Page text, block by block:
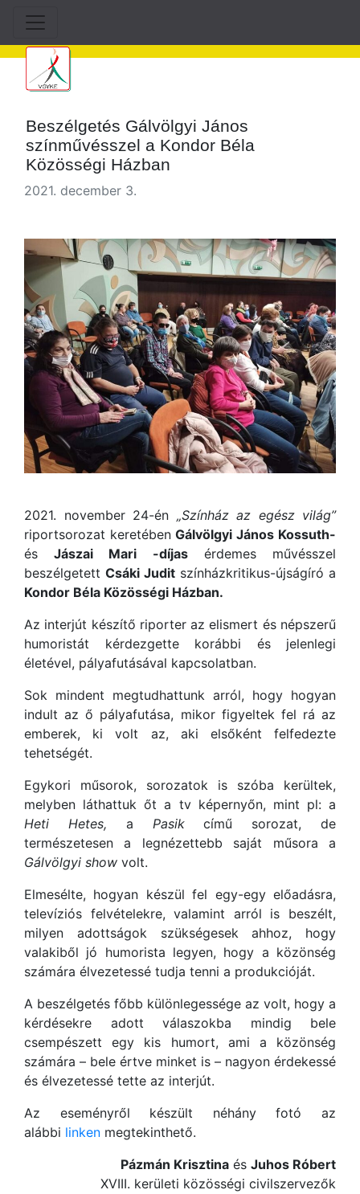
Beszélgetés Gálvölgyi János
színművésszel a Kondor Béla
Közösségi Házban
2021. december 3.
2021. november 24-én „Színház az egész világ”
riportsorozat keretében Gálvölgyi János Kossuth-
ésJászai Mari -díjasérdemes művésszel
beszélgetett Csáki Judit színházkritikus-újságíró a
Kondor Béla Közösségi Házban.
Az interjút készítő riporter az elismert és népszerű
humoristát kérdezgette korábbi és jelenlegi
életével, pályafutásával kapcsolatban.
Sok mindent megtudhattunk arról, hogy hogyan
indult az ő pályafutása, mikor figyeltek fel rá az
emberek, ki volt az, aki elsőként felfedezte
tehetségét.
Egykori műsorok, sorozatok is szóba kerültek,
melyben láthattuk őt a tv képernyőn, mint pl: a
Heti Hetes, a Pasikcímű sorozat, de
természetesen a legnézettebb saját műsora a
Gálvölgyi show volt.
Elmesélte, hogyan készül fel egy-egy előadásra,
televíziós felvételekre, valamint arról is beszélt,
milyen adottságok szükségesek ahhoz, hogy
valakiből jó humorista legyen, hogy a közönség
számára élvezetessé tudja tenni a produkcióját.
A beszélgetés főbb különlegessége az volt, hogy a
kérdésekre adott válaszokba mindig bele
csempészett egy kis humort, ami a közönség
számára – bele értve minket is – nagyon érdekessé
és élvezetessé tette az interjút.
Az eseményről készült néhány fotó az
alábbi linken megtekinthető.
Pázmán Krisztina és Juhos Róbert
XVIII. kerületi közösségi civilszervezők